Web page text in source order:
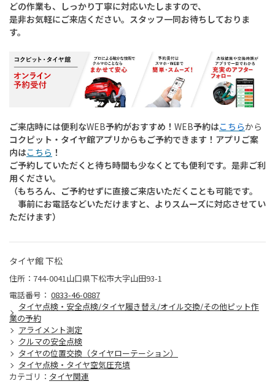
どの作業も、しっかり丁寧に対応いたしますので、
是非お気軽にご来店ください。スタッフ一同お待ちしておりま
す。
ご来店時には便利なWEB予約がおすすめ！ WEB予約はこちらから
コクピット・タイヤ館アプリからもご予約できます！アプリご案
内はこちら ！
ご予約していただくと待ち時間も少なくとても便利です。是非ご利
用ください。
（もちろん、ご予約せずに直接ご来店いただくことも可能です。
事前にお電話などいただけますと、よりスムーズに対応させてい
ただけます）
タイヤ館 下松
住所：744-0041山口県下松市大字山田93-1
電話番号： 0833-46-0887
タイヤ点検・安全点検/タイヤ履き替え/オイル交換/その他ピット作
業の予約
アライメント測定
クルマの安全点検
タイヤの位置交換（タイヤローテーション）
タイヤ点検・タイヤ空気圧充填
カテゴリ： タイヤ関連